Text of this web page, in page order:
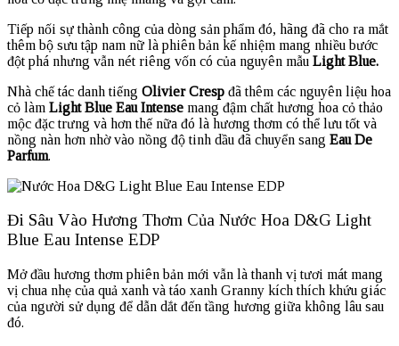
Tiếp nối sự thành công của dòng sản phẩm đó, hãng đã cho ra mắt
thêm bộ sưu tập nam nữ là phiên bản kế nhiệm mang nhiều bước
đột phá nhưng vẫn nét riêng vốn có của nguyên mẫu Light Blue.
Nhà chế tác danh tiếng Olivier Cresp đã thêm các nguyên liệu hoa
cỏ làm Light Blue Eau Intense mang đậm chất hương hoa cỏ thảo
mộc đặc trưng và hơn thế nữa đó là hương thơm có thể lưu tốt và
nồng nàn hơn nhờ vào nồng độ tinh dầu đã chuyển sang Eau De
Parfum.
Đi Sâu Vào Hương Thơm Của Nước Hoa D&G Light
Blue Eau Intense EDP
Mở đầu hương thơm phiên bản mới vẫn là thanh vị tươi mát mang
vị chua nhẹ của quả xanh và táo xanh Granny kích thích khứu giác
của người sử dụng để dẫn dắt đến tầng hương giữa không lâu sau
đó.